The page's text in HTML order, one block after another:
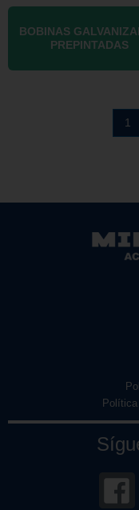
BOBINAS
PREPINTADAS
1